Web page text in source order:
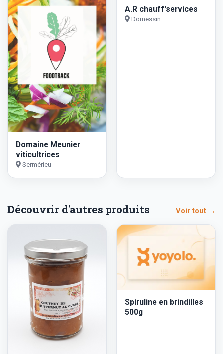
Domaine Meunier
viticultrices
Sermérieu
A.R chauff'services
Domessin
Découvrir d'autres produits Voir tout →
Spiruline en brindilles
500g